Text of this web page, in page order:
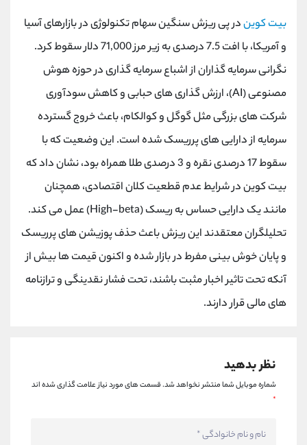
بیت کویندر پی ریزش سنگین سهام تکنولوژی در بازارهای آسیا
و آمریکا، با افت 7.5 درصدی به زیر مرز 71,000 دلار سقوط کرد.
نگرانی سرمایه گذاران از اشباع سرمایه گذاری در حوزه هوش
مصنوعی (AI)، ارزش گذاری های حبابی و کاهش سودآوری
شرکت های بزرگی مثل گوگل و کوالکام، باعث خروج گسترده
سرمایه از دارایی های پرریسک شده است. این وضعیت که با
سقوط 17 درصدی نقره و 3 درصدی طلا همراه بود، نشان داد که
بیت کوین در شرایط عدم قطعیت کلان اقتصادی، همچنان
مانند یک دارایی حساس به ریسک (High-beta) عمل می کند.
تحلیلگران معتقدند این ریزش باعث حذف پوزیشن های پرریسک
و پایان خوش بینی مفرط در بازار شده و اکنون قیمت ها بیش از
آنکه تحت تاثیر اخبار مثبت باشند، تحت فشار نقدینگی و ترازنامه
های مالی قرار دارند.
نظر بدهید
شماره موبایل شما منتشر نخواهد شد.قسمت های مورد نیاز علامت گذاری شده اند
*
021-22021030
بدون پیش شماره 90001030
اینستاگرام @alireza.mehrabii
@alirezamehrabi_com